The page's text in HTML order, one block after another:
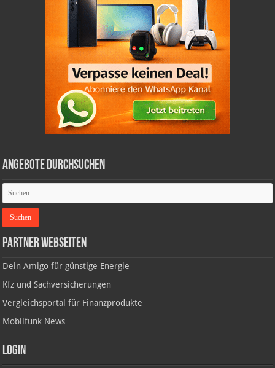
Angebote durchsuchen
Partner Webseiten
Dein Amigo für günstige Energie
Kfz und Sachversicherungen
Vergleichsportal für Finanzprodukte
Mobilfunk News
Login